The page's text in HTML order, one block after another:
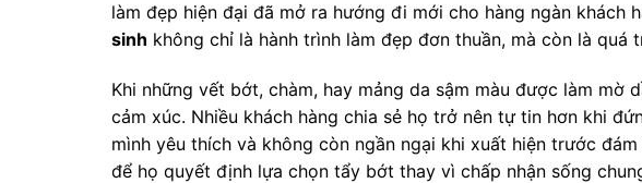
làm đẹp hiện đại đã mở ra hướng đi mới cho hàng ngàn khách
sinh không chỉ là hành trình làm đẹp đơn thuần, mà còn là quá
Khi những vết bớt, chàm, hay mảng da sậm màu được làm mờ
cảm xúc. Nhiều khách hàng chia sẻ họ trở nên tự tin hơn khi
mình yêu thích và không còn ngần ngại khi xuất hiện trước
để họ quyết định lựa chọn tẩy bớt thay vì chấp nhận sống